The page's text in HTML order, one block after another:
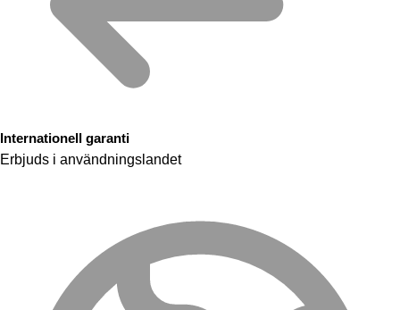
Internationell garanti
Erbjuds i användningslandet